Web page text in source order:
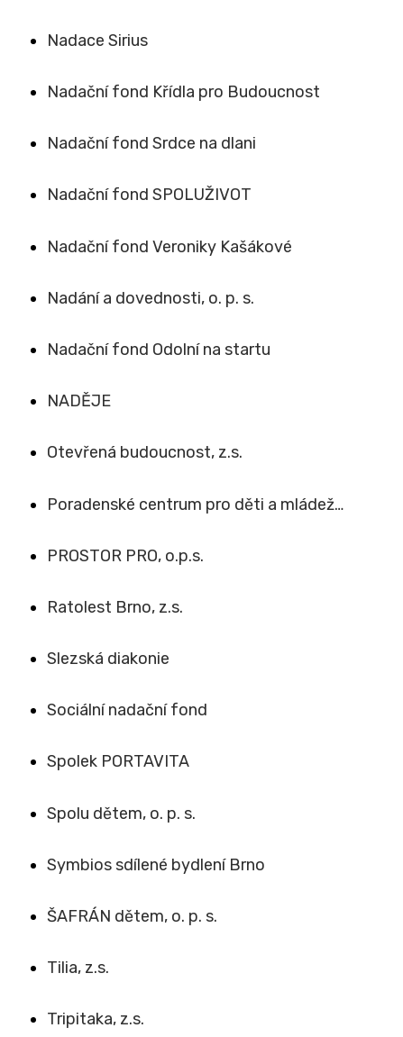
Nadace Sirius
Nadační fond Křídla pro Budoucnost
Nadační fond Srdce na dlani
Nadační fond SPOLUŽIVOT
Nadační fond Veroniky Kašákové
Nadání a dovednosti, o. p. s.
Nadační fond Odolní na startu
NADĚJE
Otevřená budoucnost, z.s.
Poradenské centrum pro děti a mládež…
PROSTOR PRO, o.p.s.
Ratolest Brno, z.s.
Slezská diakonie
Sociální nadační fond
Spolek PORTAVITA
Spolu dětem, o. p. s.
Symbios sdílené bydlení Brno
ŠAFRÁN dětem, o. p. s.
Tilia, z.s.
Tripitaka, z.s.